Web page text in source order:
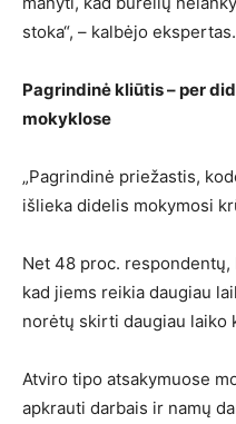
stoka“, – kalbėjo ekspertas.
Pagrindinė kliūtis – per
mokyklose
„Pagrindinė priežastis,
išlieka didelis mokymosi
Net 48 proc.
kad jiems reikia daugiau
norėtų skirti daugiau laiko
Atviro tipo atsakymuose
apkrauti darbais ir namų